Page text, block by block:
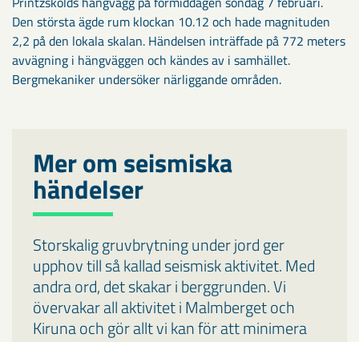
Den största ägde rum klockan 10.12 och hade magnituden
2,2 på den lokala skalan. Händelsen inträffade på 772 meters
avvägning i hängväggen och kändes av i samhället.
Bergmekaniker undersöker närliggande områden.
Mer om seismiska
händelser
Storskalig gruvbrytning under jord ger
upphov till så kallad seismisk aktivitet. Med
andra ord, det skakar i berggrunden. Vi
övervakar all aktivitet i Malmberget och
Kiruna och gör allt vi kan för att minimera